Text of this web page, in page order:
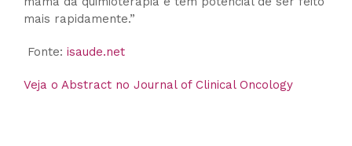
mais rapidamente.”
Fonte: isaude.net
Veja o Abstract no Journal of Clinical Oncology